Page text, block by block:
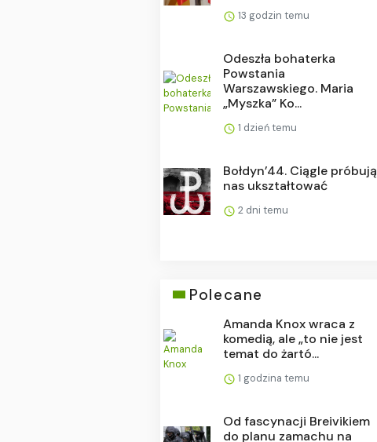
13 godzin temu
Odeszła bohaterka
Powstania
Warszawskiego. Maria
„Myszka” Ko...
1 dzień temu
Bołdyn’44. Ciągle próbują
nas ukształtować
2 dni temu
Polecane
Amanda Knox wraca z
komedią, ale „to nie jest
temat do żartó...
1 godzina temu
Od fascynacji Breivikiem
do planu zamachu na